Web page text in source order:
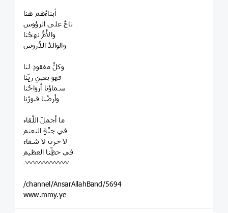
أبناءُهم هنا
والوالدُ الدُّروس
وكلُّ مفقودٍ لنا
فهو بعينِ ربِّنا
سماؤنا أرواحُنا
وأرضُنا قبورُنا
ما أجملَ اللَّقاء
لا حزنَ لا شقاء
في حظِّنا العظيم
‏‌⁩ـ〰️〰️〰️〰️〰️〰️
/channel/AnsarAllahBand/5694
www.mmy.ye